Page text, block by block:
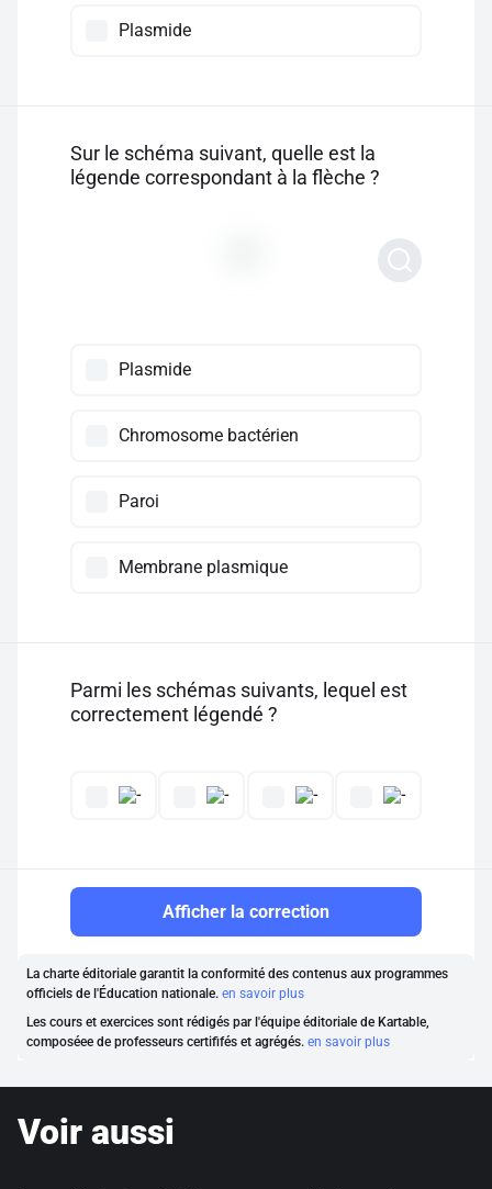
Plasmide
Sur le schéma suivant, quelle est la
légende correspondant à la flèche ?
Plasmide
Chromosome bactérien
Paroi
Membrane plasmique
Parmi les schémas suivants, lequel est
correctement légendé ?
Afficher la correction
La charte éditoriale garantit la conformité des contenus aux programmes
officiels de l'Éducation nationale. en savoir plus
Les cours et exercices sont rédigés par l'équipe éditoriale de Kartable,
composéee de professeurs certififés et agrégés. en savoir plus
Voir aussi